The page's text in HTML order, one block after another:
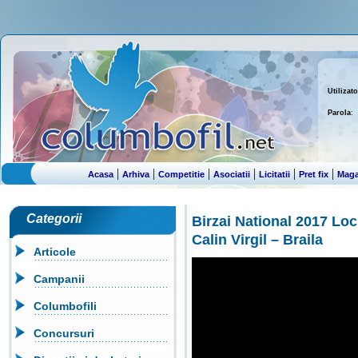
Parola:
Acasa| Arhiva|Competitie| Asociatii | Licitatii |Pret fix |
Categorii
Articole
Campanii
Columbofili
Concursuri
Birzai National 2017
Calin Virgil – Braila